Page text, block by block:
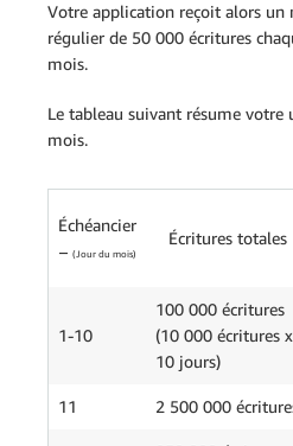
Votre application reçoit alors un
régulier de 50 000 écritures
mois.
Le tableau suivant résume
mois.
Échéancier
– (Jour du mois)
Écritures totales
1-10
100 000 écritures
(10 000 écritures x
10 jours)
11 2 500 000